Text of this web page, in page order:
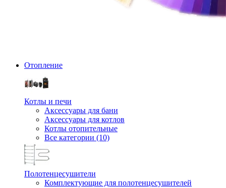
Отопление
Котлы и печи
Аксессуары для бани
Аксессуары для котлов
Котлы отопительные
Все категории (10)
Полотенцесушители
Комплектующие для полотенцесушителей